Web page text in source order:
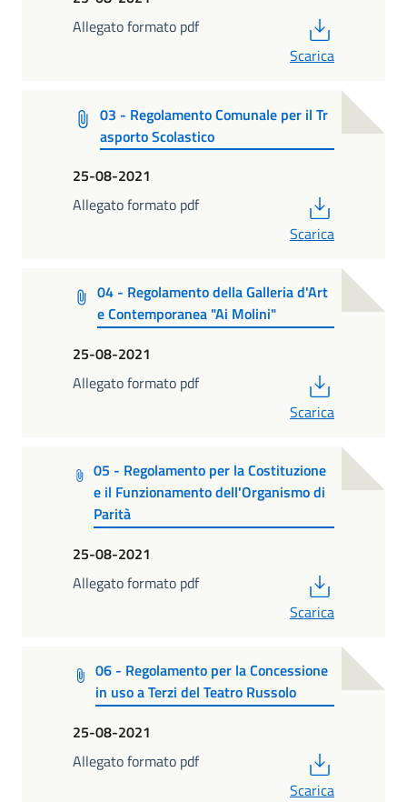
Allegato formato pdf
Scarica
03 - Regolamento Comunale per il Tr
asporto Scolastico
25-08-2021
Allegato formato pdf
Scarica
04 - Regolamento della Galleria d'Art
e Contemporanea "Ai Molini"
25-08-2021
Allegato formato pdf
Scarica
05 - Regolamento per la Costituzione
e il Funzionamento dell'Organismo di
Parità
25-08-2021
Allegato formato pdf
Scarica
06 - Regolamento per la Concessione
in uso a Terzi del Teatro Russolo
25-08-2021
Allegato formato pdf
Scarica